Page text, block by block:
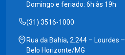
Domingo e feriado: 6h às 19h
(31) 3516-1000
Rua da Bahia, 2.244 – Lourdes –
Belo Horizonte/MG